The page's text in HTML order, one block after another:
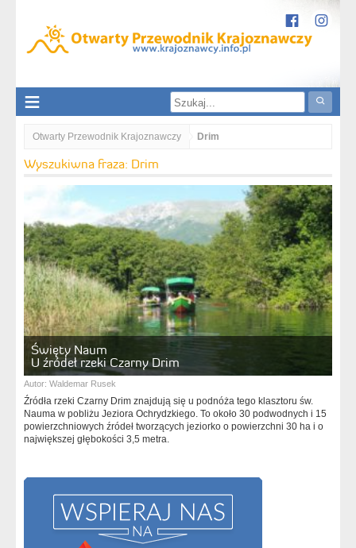
Otwarty Przewodnik Krajoznawczy Drim
Wyszukiwna fraza: Drim
Święty Naum
U źródeł rzeki Czarny Drim
Autor: Waldemar Rusek
Źródła rzeki Czarny Drim znajdują się u podnóża tego klasztoru św.
Nauma w pobliżu Jeziora Ochrydzkiego. To około 30 podwodnych i 15
powierzchniowych źródeł tworzących jeziorko o powierzchni 30 ha i o
największej głębokości 3,5 metra.